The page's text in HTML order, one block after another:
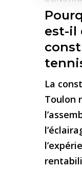
est-il
La
Toulon